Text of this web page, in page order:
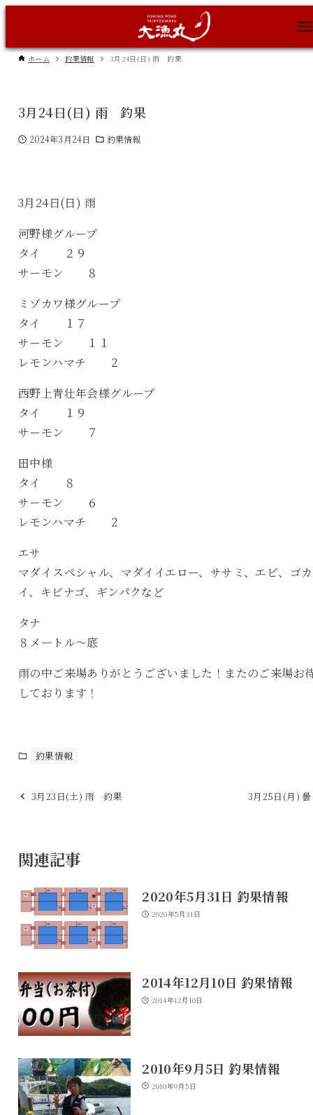
ホーム 釣果情報 3月24日(日) 雨 釣果
3月24日(日) 雨 釣果
2024年3月24日 釣果情報
3月24日(日) 雨
河野様グループ
タイ ２９
サーモン ８
ミゾカワ様グループ
タイ １７
サーモン １１
レモンハマチ ２
西野上青壮年会様グループ
タイ １９
サーモン ７
田中様
タイ ８
サーモン ６
レモンハマチ ２
エサ
マダイスペシャル、マダイイエロー、ササミ、エビ、ゴカ
イ、キビナゴ、ギンパクなど
タナ
８メートル〜底
雨の中ご来場ありがとうございました！またのご来場お
しております！
釣果情報
3月23日(土) 雨 釣果 3月25日(月)
関連記事
2020年5月31日 釣果情報
2020年5月31日
2014年12月10日 釣果情報
2014年12月10日
2010年9月5日 釣果情報
2010年9月5日